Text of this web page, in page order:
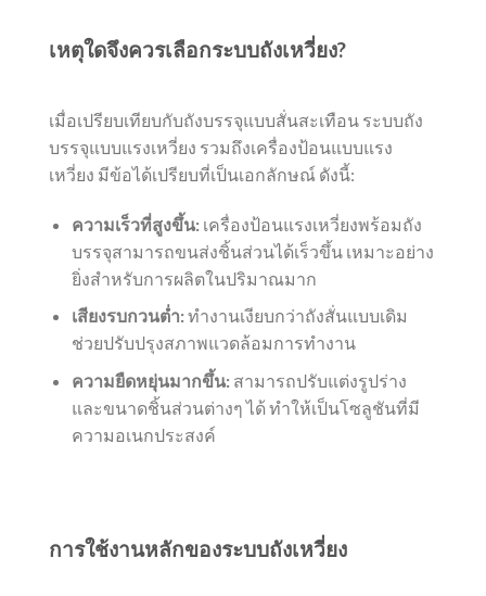
เหตุใดจึงควรเลือกระบบถังเหวี่ยง?
เมื่อเปรียบเทียบกับถังบรรจุแบบสั่นสะเทือน ระบบถัง
บรรจุแบบแรงเหวี่ยง รวมถึงเครื่องป้อนแบบแรง
เหวี่ยง มีข้อได้เปรียบที่เป็นเอกลักษณ์ ดังนี้:
ความเร็วที่สูงขึ้น: เครื่องป้อนแรงเหวี่ยงพร้อมถัง
บรรจุสามารถขนส่งชิ้นส่วนได้เร็วขึ้น เหมาะอย่าง
ยิ่งสำหรับการผลิตในปริมาณมาก
เสียงรบกวนต่ำ:ทำงานเงียบกว่าถังสั่นแบบเดิม
ช่วยปรับปรุงสภาพแวดล้อมการทำงาน
ความยืดหยุ่นมากขึ้น: สามารถปรับแต่งรูปร่าง
และขนาดชิ้นส่วนต่างๆ ได้ ทำให้เป็นโซลูชันที่มี
ความอเนกประสงค์
การใช้งานหลักของระบบถังเหวี่ยง